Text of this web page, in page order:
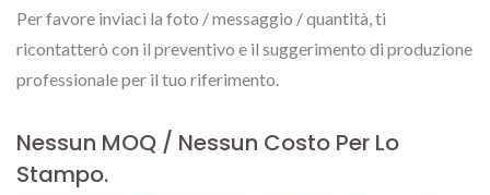
Per favore inviaci la foto / messaggio / quantità, ti
ricontatterò con il preventivo e il suggerimento di produzione
professionale per il tuo riferimento.
Nessun MOQ / Nessun Costo Per Lo
Stampo.